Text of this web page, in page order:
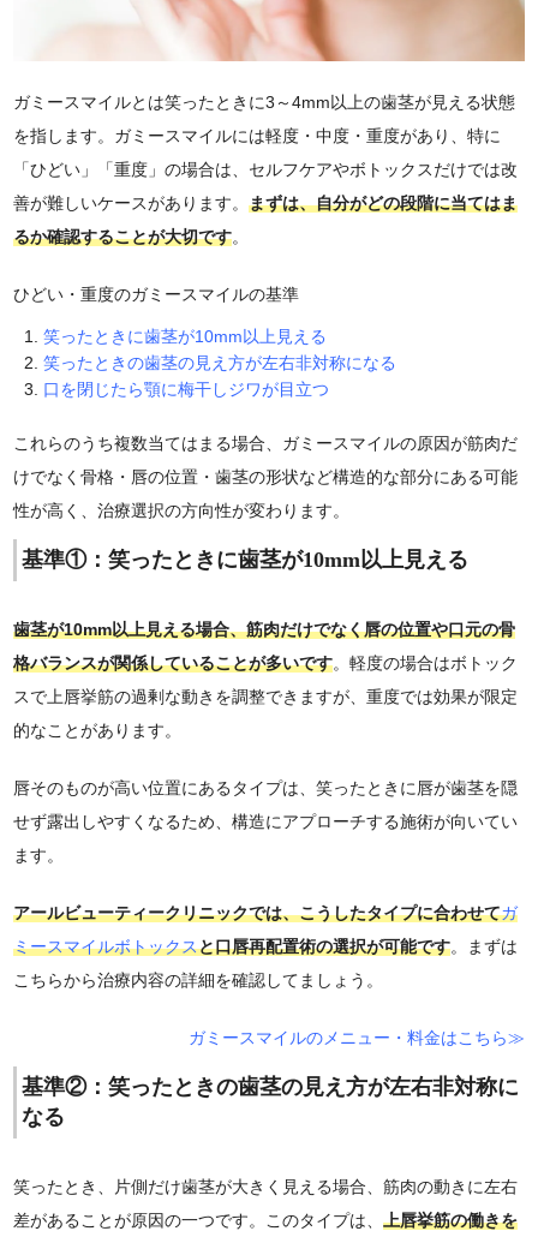
ガミースマイルとは笑ったときに3～4mm以上の歯茎が見える状態
を指します。ガミースマイルには軽度・中度・重度があり、特に
「ひどい」「重度」の場合は、セルフケアやボトックスだけでは改
善が難しいケースがあります。まずは、自分がどの段階に当てはま
るか確認することが大切です。
ひどい・重度のガミースマイルの基準
笑ったときに歯茎が10mm以上見える
笑ったときの歯茎の見え方が左右非対称になる
口を閉じたら顎に梅干しジワが目立つ
これらのうち複数当てはまる場合、ガミースマイルの原因が筋肉だ
けでなく骨格・唇の位置・歯茎の形状など構造的な部分にある可能
性が高く、治療選択の方向性が変わります。
基準①：笑ったときに歯茎が10mm以上見える
歯茎が10mm以上見える場合、筋肉だけでなく唇の位置や口元の骨
格バランスが関係していることが多いです。軽度の場合はボトック
スで上唇挙筋の過剰な動きを調整できますが、重度では効果が限定
的なことがあります。
唇そのものが高い位置にあるタイプは、笑ったときに唇が歯茎を隠
せず露出しやすくなるため、構造にアプローチする施術が向いてい
ます。
アールビューティークリニックでは、こうしたタイプに合わせてガ
ミースマイルボトックスと口唇再配置術の選択が可能です。まずは
こちらから治療内容の詳細を確認してましょう。
ガミースマイルのメニュー・料金はこちら≫
基準②：笑ったときの歯茎の見え方が左右非対称に
なる
笑ったとき、片側だけ歯茎が大きく見える場合、筋肉の動きに左右
差があることが原因の一つです。このタイプは、上唇挙筋の働きを